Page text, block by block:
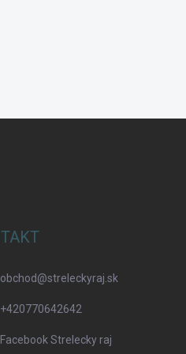
obchod@streleckyraj.sk
+420770642642
Facebook Strelecky raj